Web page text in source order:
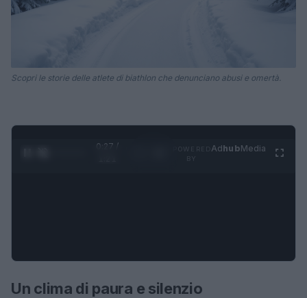
Scopri le storie delle atlete di biathlon che denunciano abusi e omertà.
0:28 /
AdhubMedia
Un clima di paura e silenzio